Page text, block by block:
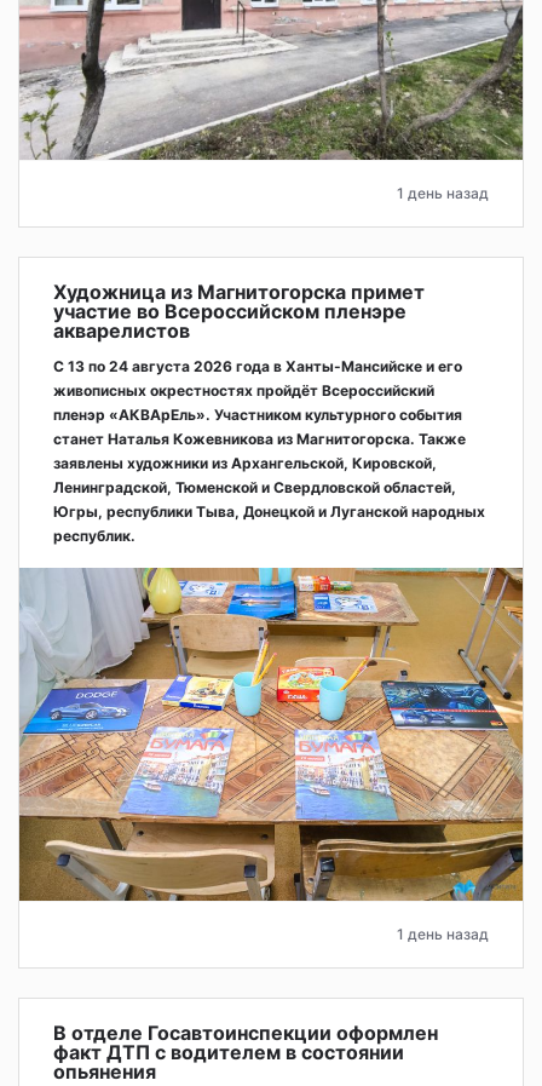
1 день назад
Художница из Магнитогорска примет
участие во Всероссийском пленэре
акварелистов
С 13 по 24 августа 2026 года в Ханты-Мансийске и его
живописных окрестностях пройдёт Всероссийский
пленэр «АКВАрЕль». Участником культурного события
станет Наталья Кожевникова из Магнитогорска. Также
заявлены художники из Архангельской, Кировской,
Ленинградской, Тюменской и Свердловской областей,
Югры, республики Тыва, Донецкой и Луганской народных
республик.
1 день назад
В отделе Госавтоинспекции оформлен
факт ДТП с водителем в состоянии
опьянения